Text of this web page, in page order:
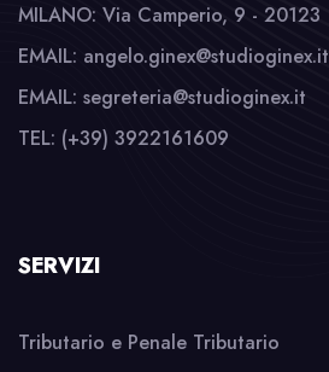
MILANO: Via Camperio, 9 - 20123
EMAIL: angelo.ginex@studioginex.it
EMAIL: segreteria@studioginex.it
TEL: (+39) 3922161609
SERVIZI
Tributario e Penale Tributario